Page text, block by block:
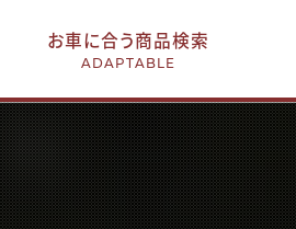
お車に合う商品検索
ADAPTABLE